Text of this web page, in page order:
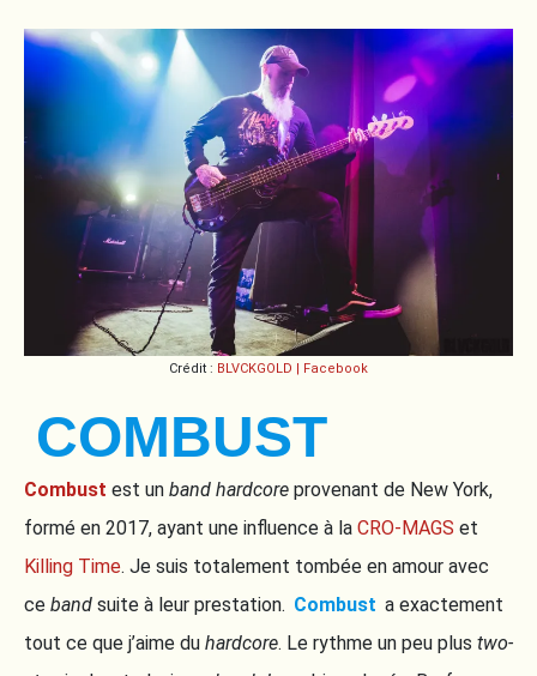
Crédit : BLVCKGOLD | Facebook
COMBUST
Combust est un band hardcore provenant de New York,
formé en 2017, ayant une influence à la CRO-MAGS et
Killing Time. Je suis totalement tombée en amour avec
ce band suite à leur prestation. Combust a exactement
tout ce que j’aime du hardcore. Le rythme un peu plus two-